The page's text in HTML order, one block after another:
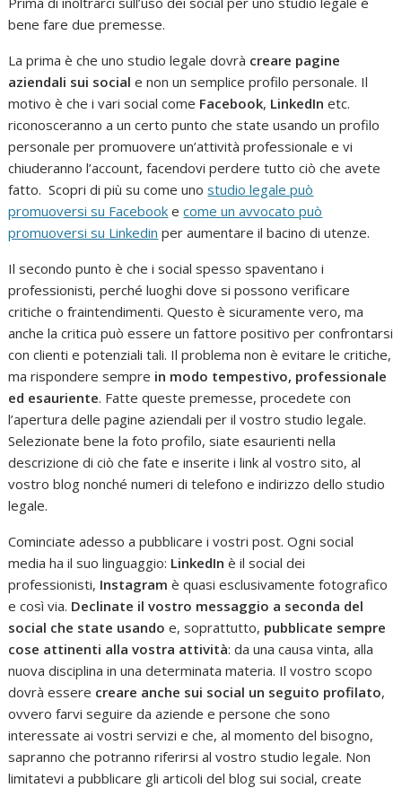
bene fare due premesse.
La prima è che uno studio legale dovrà creare pagine
aziendali sui social e non un semplice profilo personale. Il
motivo è che i vari social come Facebook, LinkedIn etc.
riconosceranno a un certo punto che state usando un profilo
personale per promuovere un’attività professionale e vi
chiuderanno l’account, facendovi perdere tutto ciò che avete
fatto. Scopri di più su come unostudio legale può
promuoversi su Facebook ecome un avvocato può
promuoversi su Linkedin per aumentare il bacino di utenze.
Il secondo punto è che i social spesso spaventano i
professionisti, perché luoghi dove si possono verificare
critiche o fraintendimenti. Questo è sicuramente vero, ma
anche la critica può essere un fattore positivo per confrontarsi
con clienti e potenziali tali. Il problema non è evitare le critiche,
ma rispondere sempre in modo tempestivo, professionale
ed esauriente. Fatte queste premesse, procedete con
l’apertura delle pagine aziendali per il vostro studio legale.
Selezionate bene la foto profilo, siate esaurienti nella
descrizione di ciò che fate e inserite i link al vostro sito, al
vostro blog nonché numeri di telefono e indirizzo dello studio
legale.
Cominciate adesso a pubblicare i vostri post. Ogni social
media ha il suo linguaggio: LinkedIn è il social dei
professionisti, Instagram è quasi esclusivamente fotografico
e così via. Declinate il vostro messaggio a seconda del
social che state usando e, soprattutto, pubblicate sempre
cose attinenti alla vostra attività: da una causa vinta, alla
nuova disciplina in una determinata materia. Il vostro scopo
dovrà essere creare anche sui social un seguito profilato,
ovvero farvi seguire da aziende e persone che sono
interessate ai vostri servizi e che, al momento del bisogno,
sapranno che potranno riferirsi al vostro studio legale. Non
limitatevi a pubblicare gli articoli del blog sui social, create